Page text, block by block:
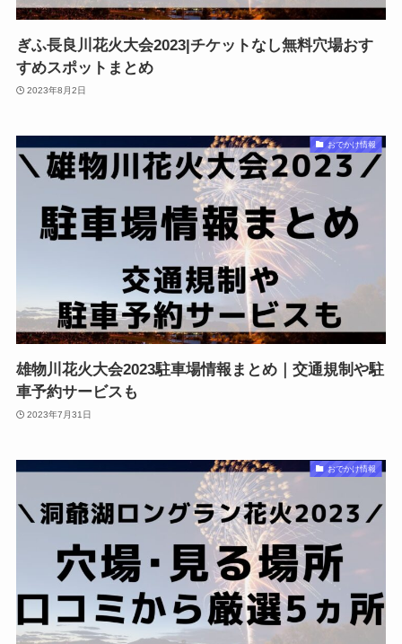
ぎふ長良川花火大会2023|チケットなし無料穴場おす
すめスポットまとめ
2023年8月2日
おでかけ情報
雄物川花火大会2023駐車場情報まとめ｜交通規制や駐
車予約サービスも
2023年7月31日
おでかけ情報